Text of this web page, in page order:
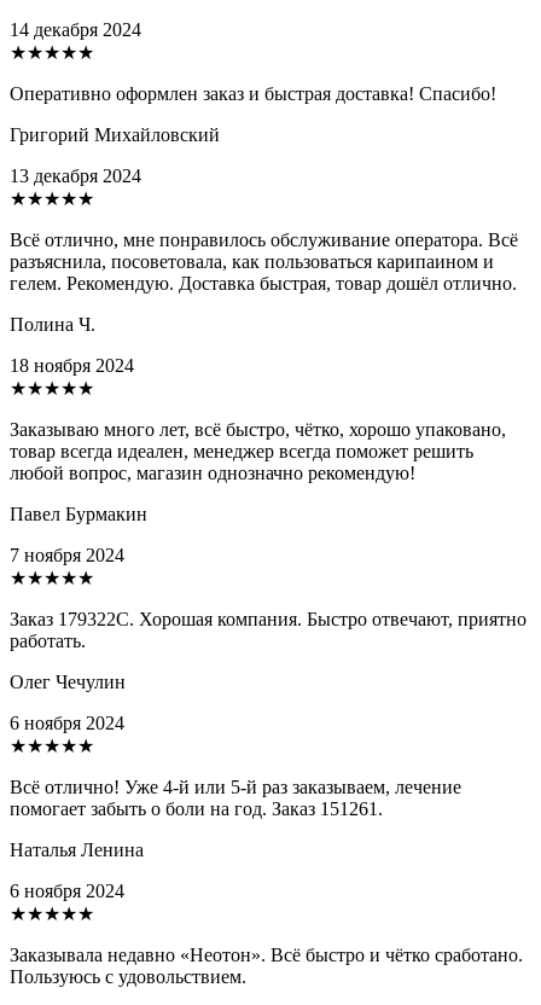
14 декабря 2024
★★★★★
Оперативно оформлен заказ и быстрая доставка! Спасибо!
Григорий Михайловский
13 декабря 2024
★★★★★
Всё отлично, мне понравилось обслуживание оператора. Всё
разъяснила, посоветовала, как пользоваться карипаином и
гелем. Рекомендую. Доставка быстрая, товар дошёл отлично.
Полина Ч.
18 ноября 2024
★★★★★
Заказываю много лет, всё быстро, чётко, хорошо упаковано,
товар всегда идеален, менеджер всегда поможет решить
любой вопрос, магазин однозначно рекомендую!
Павел Бурмакин
7 ноября 2024
★★★★★
Заказ 179322С. Хорошая компания. Быстро отвечают, приятно
работать.
Олег Чечулин
6 ноября 2024
★★★★★
Всё отлично! Уже 4-й или 5-й раз заказываем, лечение
помогает забыть о боли на год. Заказ 151261.
Наталья Ленина
6 ноября 2024
★★★★★
Заказывала недавно «Неотон». Всё быстро и чётко сработано.
Пользуюсь с удовольствием.